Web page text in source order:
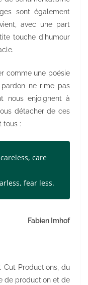
sont également
avec une part
touche d’humour
comme une poésie
ne rime pas
nous enjoignent à
détacher de ces
tous :
care
fear less.
Fabien Imhof
Cut Productions, du
de production et de